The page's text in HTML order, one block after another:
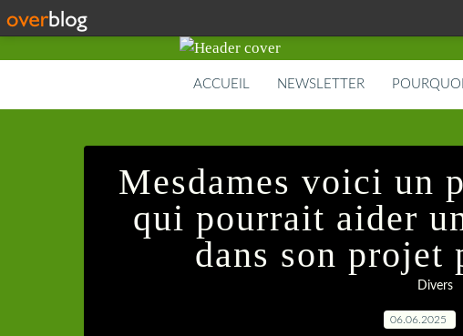
ACCUEIL NEWSLETTER
Mesdames voici un
qui pourrait aider
dans son projet
Divers
06.06.2025